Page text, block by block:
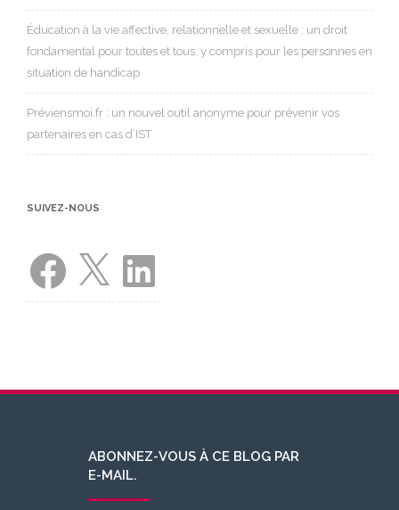
Éducation à la vie affective, relationnelle et sexuelle : un droit
fondamental pour toutes et tous, y compris pour les personnes en
situation de handicap
Préviensmoi.fr : un nouvel outil anonyme pour prévenir vos
partenaires en cas d’IST
SUIVEZ-NOUS
Facebook LinkedIn
ABONNEZ-VOUS À CE BLOG PAR
E-MAIL.